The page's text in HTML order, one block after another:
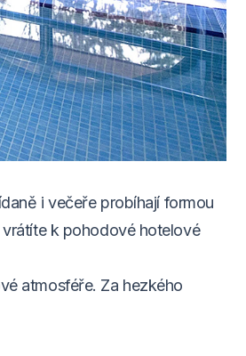
i večeře probíhají formou
k pohodové hotelové
atmosféře. Za hezkého